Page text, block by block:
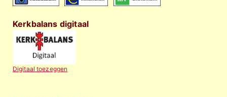
Kerkbalans digitaal
Digitaal toezeggen